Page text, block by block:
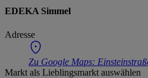
EDEKA Simmel
Adresse
Zu Google Maps:
Markt als Lieblingsmarkt auswählen